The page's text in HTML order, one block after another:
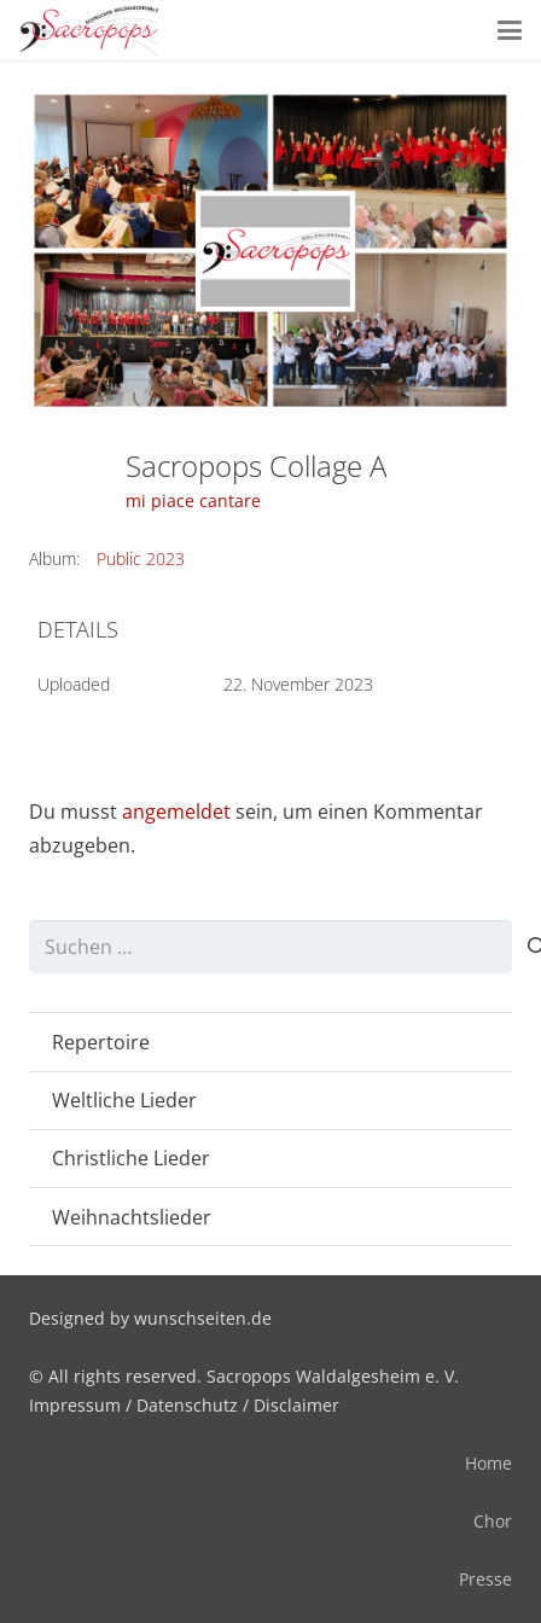
Sacropops Collage A
mi piace cantare
Album: Public 2023
DETAILS
Uploaded 22. November 2023
Du musstangemeldetsein, um einen Kommentar
abzugeben.
Suchen
Repertoire
Weltliche Lieder
Christliche Lieder
Weihnachtslieder
Designed by wunschseiten.de
© All rights reserved. Sacropops Waldalgesheim e. V.
Impressum / Datenschutz / Disclaimer
Home
Chor
Presse